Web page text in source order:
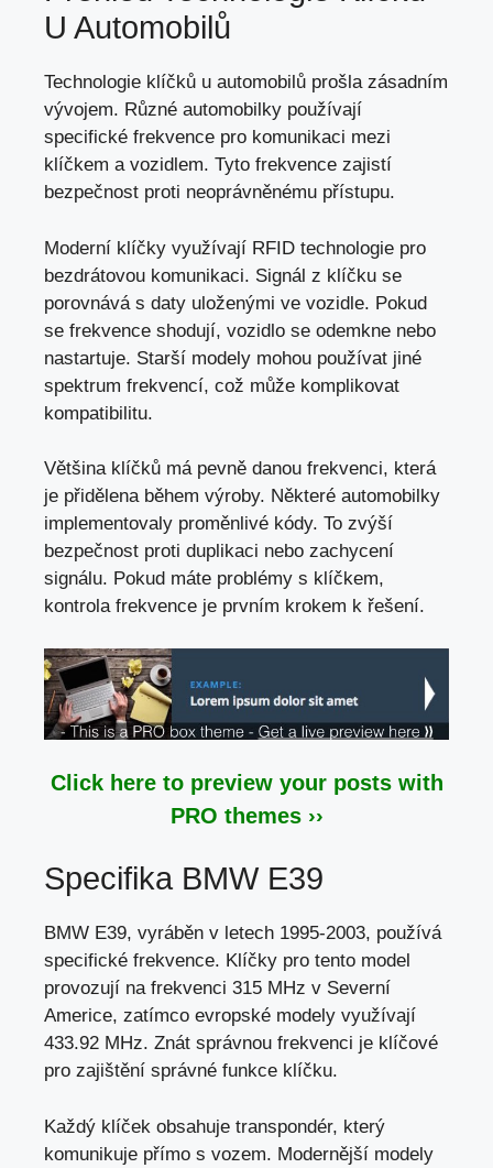
U Automobilů
Technologie klíčků u automobilů prošla zásadním
vývojem. Různé automobilky používají
specifické frekvence pro komunikaci mezi
klíčkem a vozidlem. Tyto frekvence zajistí
bezpečnost proti neoprávněnému přístupu.
Moderní klíčky využívají RFID technologie pro
bezdrátovou komunikaci. Signál z klíčku se
porovnává s daty uloženými ve vozidle. Pokud
se frekvence shodují, vozidlo se odemkne nebo
nastartuje. Starší modely mohou používat jiné
spektrum frekvencí, což může komplikovat
kompatibilitu.
Většina klíčků má pevně danou frekvenci, která
je přidělena během výroby. Některé automobilky
implementovaly proměnlivé kódy. To zvýší
bezpečnost proti duplikaci nebo zachycení
signálu. Pokud máte problémy s klíčkem,
kontrola frekvence je prvním krokem k řešení.
Click here to preview your posts with
PRO themes ››
Specifika BMW E39
BMW E39, vyráběn v letech 1995-2003, používá
specifické frekvence. Klíčky pro tento model
provozují na frekvenci 315 MHz v Severní
Americe, zatímco evropské modely využívají
433.92 MHz. Znát správnou frekvenci je klíčové
pro zajištění správné funkce klíčku.
Každý klíček obsahuje transpondér, který
komunikuje přímo s vozem. Modernější modely